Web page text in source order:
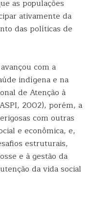
as populações
ativamente da
das políticas de
com a
indígena e na
de Atenção à
2002), porém, a
com outras
e econômica, e,
estruturais,
e à gestão da
da vida social